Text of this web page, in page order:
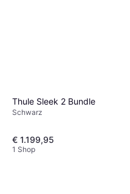
Thule Sleek 2 Bundle
Schwarz
€ 1.199,95
1 Shop